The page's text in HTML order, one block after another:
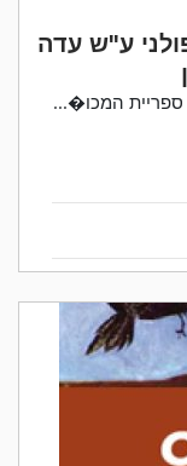
ע"ש עדה